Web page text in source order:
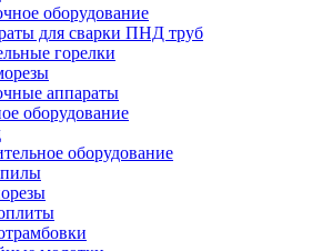
оборудование
для сварки ПНД труб
горелки
аппараты
оборудование
оборудование